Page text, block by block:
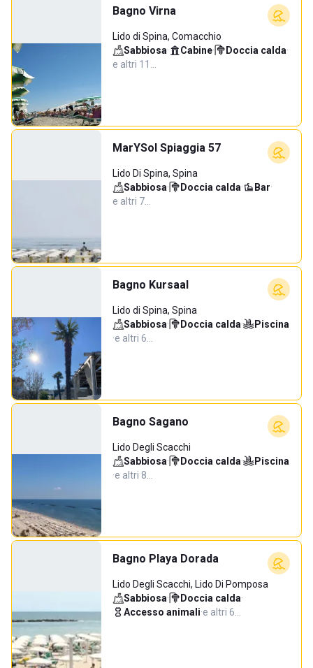
Bagno Virna
Lido di Spina, Comacchio
Sabbiosa· Cabine· Doccia calda·
e altri 11…
MarYSol Spiaggia 57
Lido Di Spina, Spina
Sabbiosa· Doccia calda· Bar·
e altri 7…
Bagno Kursaal
Lido di Spina, Spina
Sabbiosa· Doccia calda·
Piscina
·e altri 6…
Bagno Sagano
Lido Degli Scacchi
Sabbiosa· Doccia calda·
Piscina
·e altri 8…
Bagno Playa Dorada
Lido Degli Scacchi, Lido Di Pomposa
Sabbiosa· Doccia calda·
Accesso animali·e altri 6…